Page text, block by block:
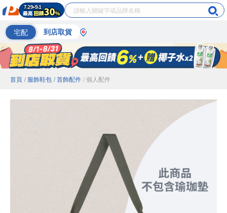
宅配 到店取貨
首頁 / 服飾鞋包 / 首飾配件 / 個人配件